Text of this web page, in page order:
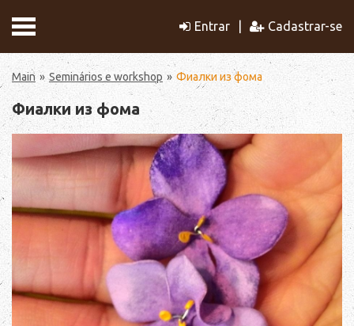
Entrar Cadastrar-se
Main Seminários e workshop Фиалки из фома
Фиалки из фома